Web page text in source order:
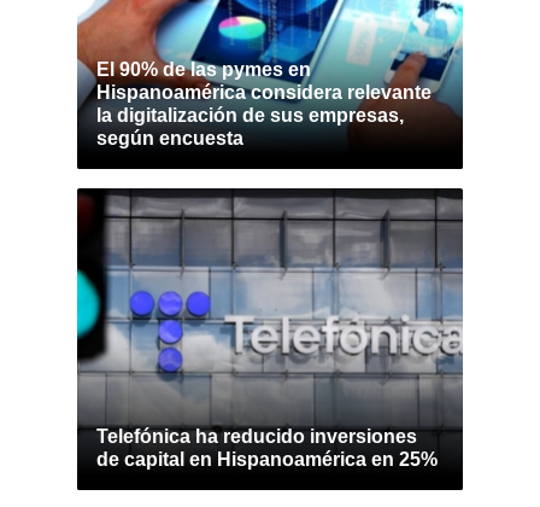
El 90% de las pymes en
Hispanoamérica considera relevante
la digitalización de sus empresas,
según encuesta
Telefónica ha reducido inversiones
de capital en Hispanoamérica en 25%